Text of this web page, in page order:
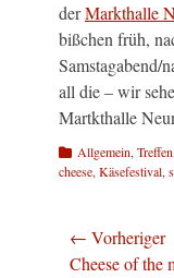
derMarkthalle
bißchen früh,
all die – wir
Martkthalle
Kategorien
Allgemein,Treffen
cheese,Käsefestival,
← Vorheriger
Vorheriger
Cheese of the